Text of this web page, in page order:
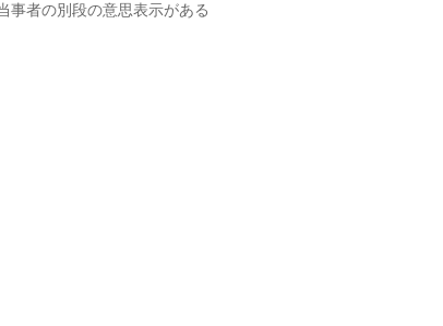
事者の別段の意思表示がある